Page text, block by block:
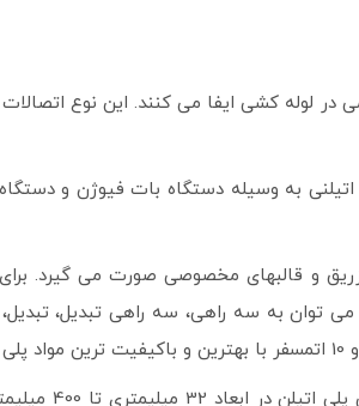
لوله­ کشی ایفا می­ کنند. این نوع
و قالب­های مخصوصی صورت می­ گیرد.